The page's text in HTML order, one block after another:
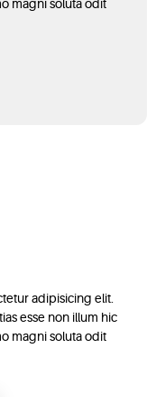
magni soluta odit
adipisicing elit.
esse non illum hic
magni soluta odit